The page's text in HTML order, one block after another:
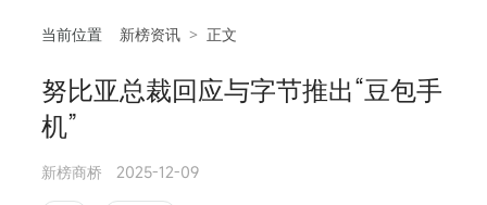
当前位置 新榜资讯 > 正文
努比亚总裁回应与字节推出“豆包手
机”
新榜商桥 2025-12-09